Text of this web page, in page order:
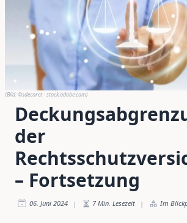
(Bild:©sdecoret - stock.adobe.com)
der
– Fortsetzung
06. Juni 2024 | 7 Min. Lesezeit | Im